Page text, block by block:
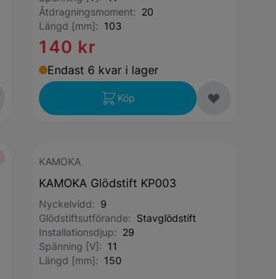
Åtdragningsmoment: 20
Längd [mm]: 103
140 kr
Endast 6 kvar i lager
Köp
KAMOKA
KAMOKA Glödstift KP003
Nyckelvidd: 9
Glödstiftsutförande: Stavglödstift
Installationsdjup: 29
Spänning [V]: 11
Längd [mm]: 150